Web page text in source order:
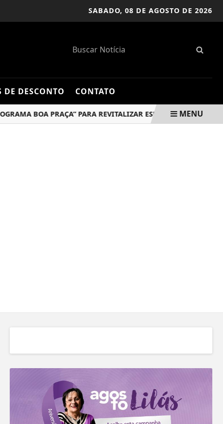
SABADO, 08 DE AGOSTO DE 2026
DE DESCONTO CONTATO
BOA PRAÇA” PARA REVITALIZAR ESPAÇOS PÚBLICOS COM
MENU